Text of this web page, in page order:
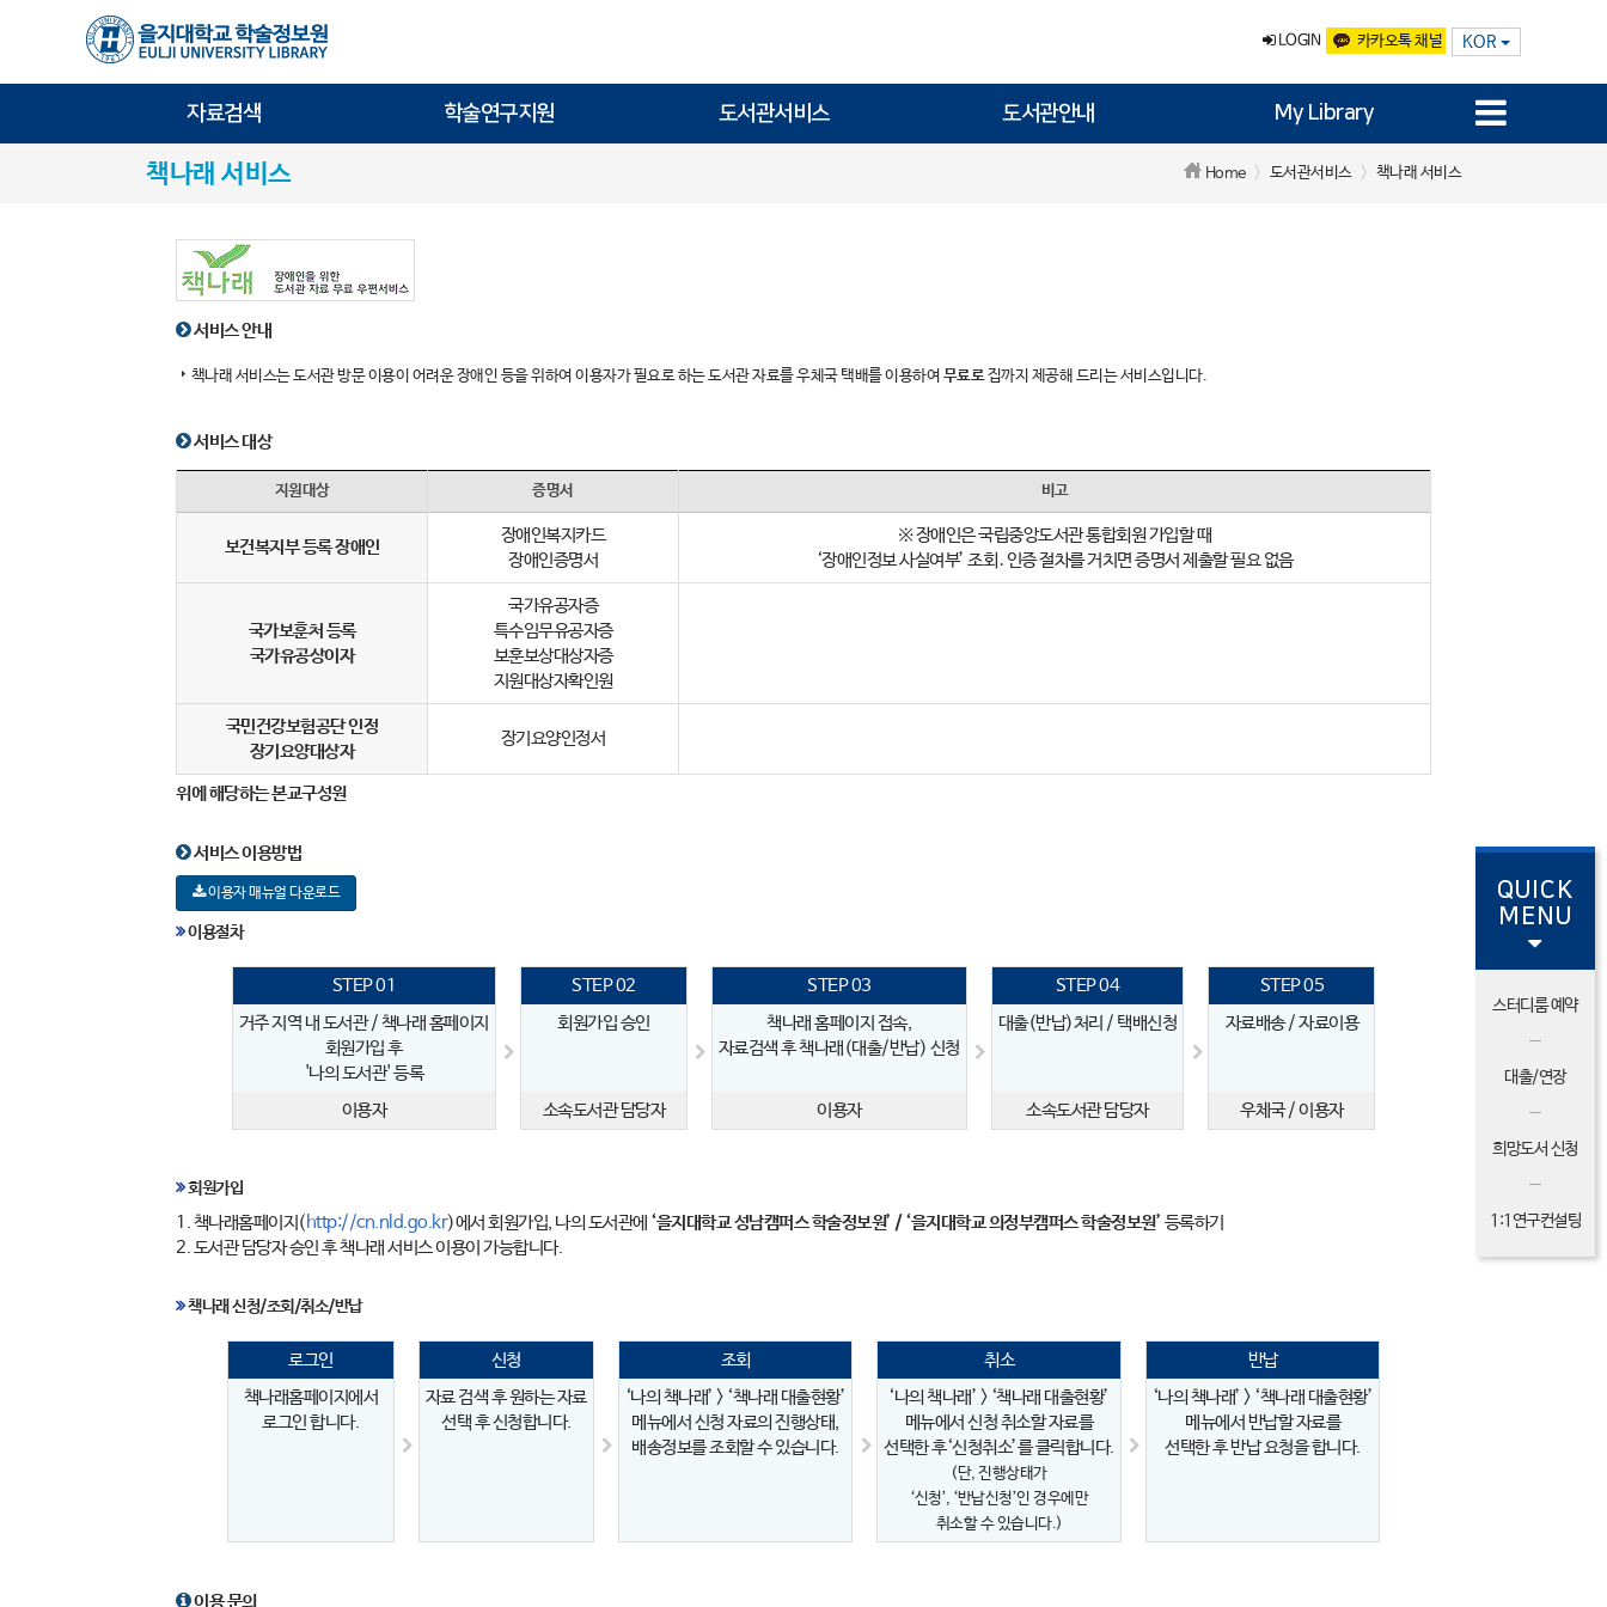
LOGIN 카카오톡 채널 KOR
자료검색 학술연구지원 도서관서비스 도서관안내 My Library
책나래 서비스 Home 도서관서비스 책나래 서비스
서비스 안내
책나래 서비스는 도서관 방문 이용이 어려운 장애인 등을 위하여 이용자가 필요로 하는 도서관 자료를 우체국 택배를 이용하여 무료로집까지 제공해 드리는 서비스입니다.
서비스 대상
지원대상 증명서 비고
보건복지부 등록 장애인
장애인복지카드
장애인증명서
※ 장애인은 국립중앙도서관 통합회원 가입할 때
‘장애인정보 사실여부’ 조회․인증 절차를 거치면 증명서 제출할 필요 없음
국가보훈처 등록
국가유공상이자
국가유공자증
특수임무유공자증
보훈보상대상자증
지원대상자확인원
국민건강보험공단 인정
장기요양대상자
장기요양인정서
위에 해당하는 본교구성원
서비스 이용방법
이용자 매뉴얼 다운로드
이용절차
STEP 01
거주 지역 내 도서관 / 책나래 홈페이지
회원가입 후
'나의 도서관' 등록
이용자
STEP 02
회원가입 승인
소속도서관 담당자
STEP 03
책나래 홈페이지 접속,
자료검색 후 책나래(대출/반납) 신청
이용자
STEP 04
대출(반납)처리 / 택배신청
소속도서관 담당자
STEP 05
자료배송 / 자료이용
우체국 / 이용자
회원가입
1. 책나래홈페이지(http://cn.nld.go.kr)에서 회원가입, 나의 도서관에 ‘을지대학교 성남캠퍼스 학술정보원’ / ‘을지대학교 의정부캠퍼스 학술정보원’ 등록하기
2. 도서관 담당자 승인 후 책나래 서비스 이용이 가능합니다.
책나래 신청/조회/취소/반납
로그인
책나래홈페이지에서
로그인 합니다.
신청
자료 검색 후 원하는 자료
선택 후 신청합니다.
조회
‘나의 책나래’ > ‘책나래 대출현황’
메뉴에서 신청 자료의 진행상태,
배송정보를 조회할 수 있습니다.
취소
‘나의 책나래’ > ‘책나래 대출현황’
메뉴에서 신청 취소할 자료를
선택한 후‘신청취소’를 클릭합니다.
(단, 진행상태가
‘신청’, ‘반납신청’인 경우에만
취소할 수 있습니다.)
반납
‘나의 책나래’ > ‘책나래 대출현황’
메뉴에서 반납할 자료를
선택한 후 반납 요청을 합니다.
이용 문의
QUICK
MENU
스터디룸 예약
대출/연장
희망도서 신청
1:1연구컨설팅